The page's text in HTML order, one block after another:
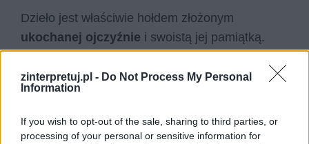
zinterpretuj.pl - Do Not Process My Personal
Information
If you wish to opt-out of the sale, sharing to third parties, or
processing of your personal or sensitive information for
Dzieło jest właściwie hołdem złożonym
ukochanej ojczyźnie i swoistą jej pamiątką.
żywi do kraju rodzinnego. Podziwia każdy jej
aspekt, wielbi jej naturę i darzy ogromnym
szacunkiem jej trudną historię. Można zatem
wnioskować, że twórca jest prawdziwym patriotą